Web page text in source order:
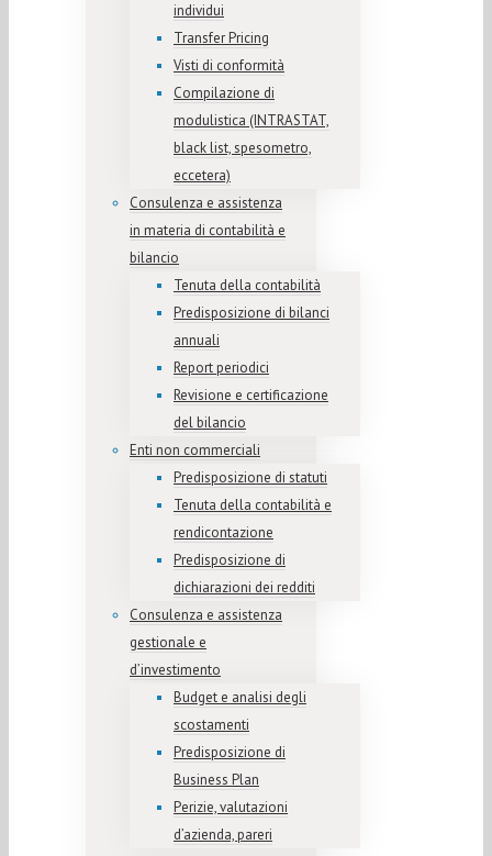
individui
Transfer Pricing
Visti di conformità
Compilazione di
modulistica (INTRASTAT,
black list, spesometro,
eccetera)
Consulenza e assistenza
in materia di contabilità e
bilancio
Tenuta della contabilità
Predisposizione di bilanci
annuali
Report periodici
Revisione e certificazione
del bilancio
Enti non commerciali
Predisposizione di statuti
Tenuta della contabilità e
rendicontazione
Predisposizione di
dichiarazioni dei redditi
Consulenza e assistenza
gestionale e
d’investimento
Budget e analisi degli
scostamenti
Predisposizione di
Business Plan
Perizie, valutazioni
d’azienda, pareri